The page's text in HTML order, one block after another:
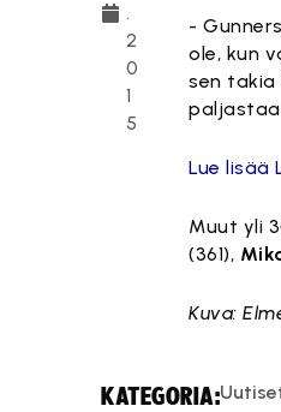
.
2
0
1
5
-
ole, kun
sen takia
Lue lisää
Muut yli
(361),
Kuva:
KATEGORIA: